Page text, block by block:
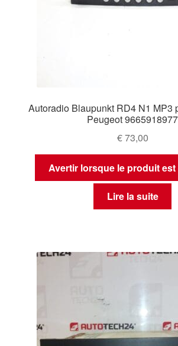
Autoradio Blaupunkt RD4 N1 MP3
Peugeot 9665918977
€73,00
Avertir lorsque le produit
Lire la suite